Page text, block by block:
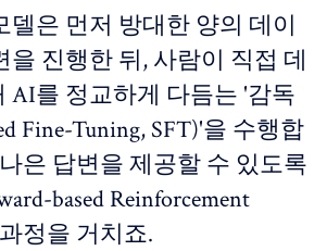
델은 먼저 방대한 양의 데이
을 진행한 뒤, 사람이 직접 데
AI를 정교하게 다듬는 '감독
Fine-Tuning, SFT)'을 수행합
은 답변을 제공할 수 있도록
based Reinforcement
정을 거치죠.